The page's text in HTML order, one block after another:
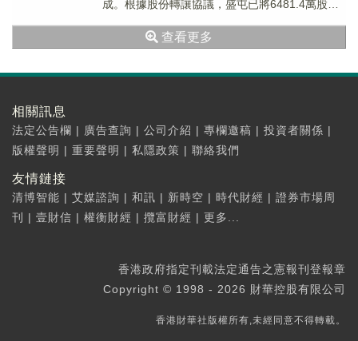
成。根據股份轉讓協議，盛屯已將6481.4萬股股
查看更多
相關訊息
法定公告欄 | 廣告查詢 | 公司介紹 | 專欄邀稿 | 投資者關係 |
版權聲明 | 重要聲明 | 私隱政策 | 聯絡我們
友情鏈接
清博智能 | 艾媒諮詢 | 和訊 | 新時空 | 時代財經 | 證券市場周
刊
| 壹財信 | 權衡財經 | 攬富財經 | 更多...
香港政府指定刊載法定通告之憲報刊登報章
Copyright © 1998 - 2026 財華控股有限公司
香港財華社版權所有,未經同意不得轉載。